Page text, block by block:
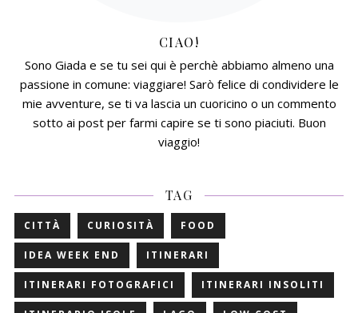
CIAO!
Sono Giada e se tu sei qui è perchè abbiamo almeno una
passione in comune: viaggiare! Sarò felice di condividere le
mie avventure, se ti va lascia un cuoricino o un commento
sotto ai post per farmi capire se ti sono piaciuti. Buon
viaggio!
TAG
CITTÀ CURIOSITÀ FOOD
IDEA WEEK END ITINERARI
ITINERARI FOTOGRAFICI ITINERARI INSOLITI